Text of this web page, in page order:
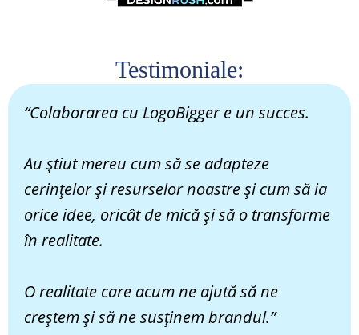
Testimoniale:
“Colaborarea cu LogoBigger e un succes.
Au știut mereu cum să se adapteze
cerințelor și resurselor noastre și cum să ia
orice idee, oricât de mică și să o transforme
în realitate.
O realitate care acum ne ajută să ne
creștem și să ne susținem brandul.”